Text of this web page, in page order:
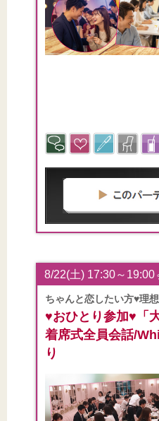
8/22(土) 17:30～19:00
ちゃんと恋したい方♥理
♥おひとり参加♥「
着席式全員会話/
り